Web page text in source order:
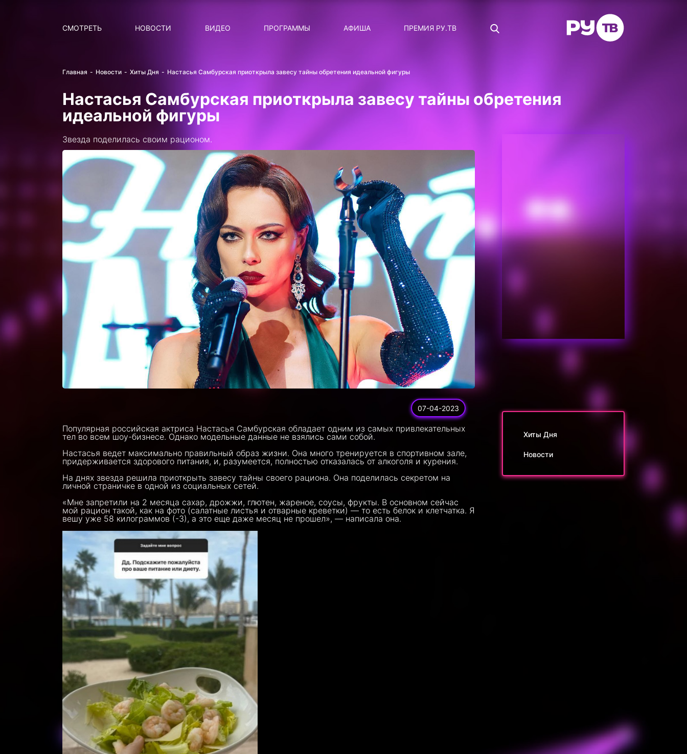
СМОТРЕТЬ НОВОСТИ
ВИДЕО
ПРОГРАММЫ
СТАТУС: В СЕТИ
ДОТЯНИСЬ ДО ЗВЁЗД
АФИША ПРЕМИЯ РУ.ТВ
Главная Новости Хиты Дня Настасья Самбурская приоткрыла завесу тайны обретения идеальной фигуры
Настасья Самбурская приоткрыла завесу тайны обретения
идеальной фигуры
Звезда поделилась своим рационом.
07-04-2023
Популярная российская актриса Настасья Самбурская обладает одним из самых привлекательных
тел во всем шоу-бизнесе. Однако модельные данные не взялись сами собой.
Настасья ведет максимально правильный образ жизни. Она много тренируется в спортивном зале,
придерживается здорового питания, и, разумеется, полностью отказалась от алкоголя и курения.
На днях звезда решила приоткрыть завесу тайны своего рациона. Она поделилась секретом на
личной страничке в одной из социальных сетей.
«Мне запретили на 2 месяца сахар, дрожжи, глютен, жареное, соусы, фрукты. В основном сейчас
мой рацион такой, как на фото (салатные листья и отварные креветки) — то есть белок и клетчатка. Я
вешу уже 58 килограммов (-3), а это еще даже месяц не прошел», — написала она.
Хиты Дня
Новости